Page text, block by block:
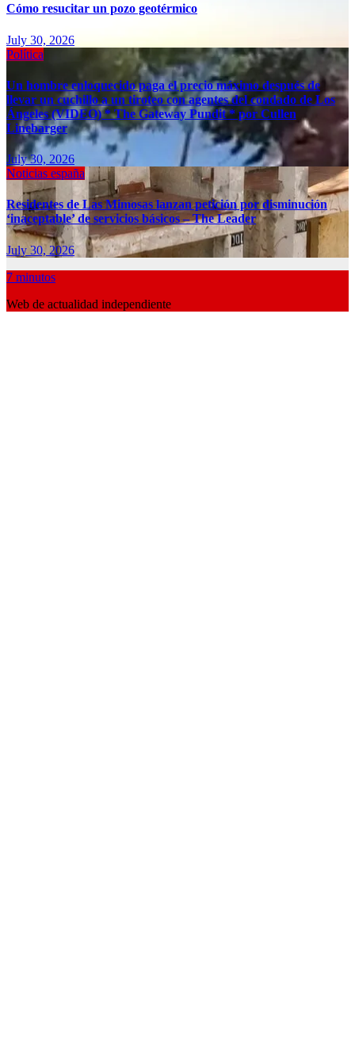
Cómo resucitar un pozo geotérmico
July 30, 2026
Política
Un hombre enloquecido paga el precio máximo después de
llevar un cuchillo a un tiroteo con agentes del condado de Los
Ángeles (VIDEO) * The Gateway Pundit * por Cullen
Linebarger
July 30, 2026
Noticias españa
Residentes de Las Mimosas lanzan petición por disminución
‘inaceptable’ de servicios básicos – The Leader
July 30, 2026
7 minutos
Web de actualidad independiente